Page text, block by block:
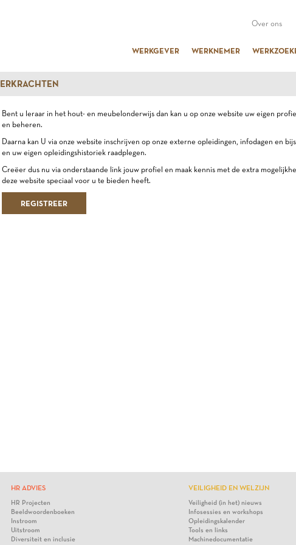
Over ons
WERKGEVER WERKNEMER
Bent u leraar in het hout- en meubelonderwijs dan kan u op onze website uw eigen
en beheren.
Daarna kan U via onze website inschrijven op onze externe opleidingen, infodagen en
en uw eigen opleidingshistoriek raadplegen.
Creëer dus nu via onderstaande link jouw profiel en maak kennis met de extra
deze website speciaal voor u te bieden heeft.
REGISTREER
HR ADVIES
HR Projecten
Beeldwoordenboeken
Instroom
Uitstroom
Diversiteit en inclusie
VEILIGHEID EN WELZIJN
Veiligheid (in het) nieuws
Infosessies en workshops
Opleidingskalender
Tools en links
Machinedocumentatie